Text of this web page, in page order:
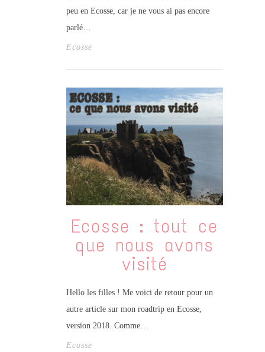
peu en Ecosse, car je ne vous ai pas encore
parlé…
Ecosse
Ecosse : tout ce
que nous avons
visité
Hello les filles ! Me voici de retour pour un
autre article sur mon roadtrip en Ecosse,
version 2018. Comme…
Ecosse